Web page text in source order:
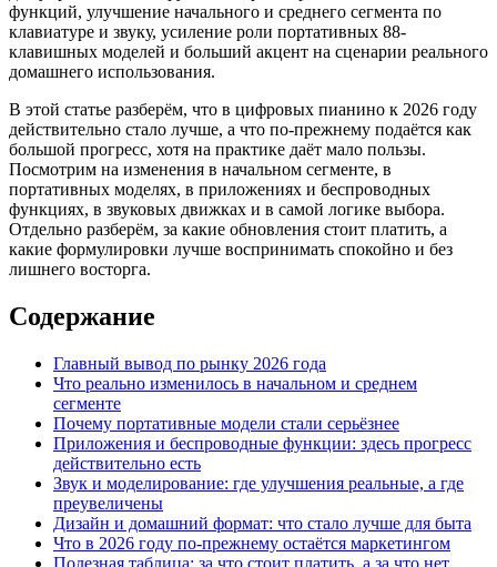
функций, улучшение начального и среднего сегмента по
клавиатуре и звуку, усиление роли портативных 88-
клавишных моделей и больший акцент на сценарии реального
домашнего использования.
В этой статье разберём, что в цифровых пианино к 2026 году
действительно стало лучше, а что по-прежнему подаётся как
большой прогресс, хотя на практике даёт мало пользы.
Посмотрим на изменения в начальном сегменте, в
портативных моделях, в приложениях и беспроводных
функциях, в звуковых движках и в самой логике выбора.
Отдельно разберём, за какие обновления стоит платить, а
какие формулировки лучше воспринимать спокойно и без
лишнего восторга.
Содержание
Главный вывод по рынку 2026 года
Что реально изменилось в начальном и среднем
сегменте
Почему портативные модели стали серьёзнее
Приложения и беспроводные функции: здесь прогресс
действительно есть
Звук и моделирование: где улучшения реальные, а где
преувеличены
Дизайн и домашний формат: что стало лучше для быта
Что в 2026 году по-прежнему остаётся маркетингом
Полезная таблица: за что стоит платить, а за что нет